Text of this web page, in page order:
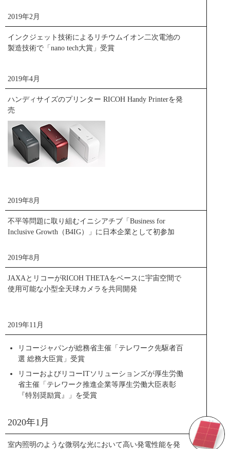
閉じる
2019年2月
インクジェット技術によるリチウムイオン二次電池の
製造技術で「nano tech大賞」受賞
2019年4月
ハンディサイズのプリンター RICOH Handy Printerを発
売
2019年8月
不平等問題に取り組むイニシアチブ「Business for
Inclusive Growth（B4IG）」に日本企業として初参加
2019年8月
JAXAとリコーがRICOH THETAをベースに宇宙空間で
使用可能な小型全天球カメラを共同開発
2019年11月
リコージャパンが総務省主催「テレワーク先駆者百
選 総務大臣賞」受賞
リコーおよびリコーITソリューションズが厚生労働
省主催「テレワーク推進企業等厚生労働大臣表彰
『特別奨励賞』」を受賞
2020年1月
室内照明のような微弱な光において高い発電性能を発